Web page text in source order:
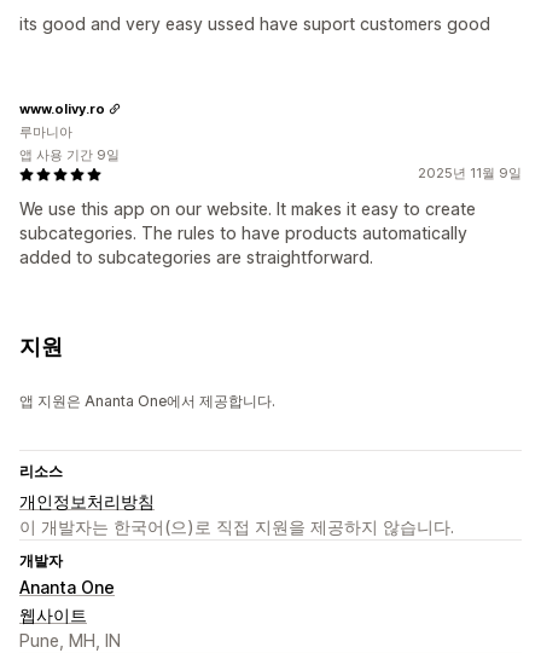
its good and very easy ussed have suport customers good
2025년 11월 9일
We use this app on our website. It makes it easy to create
subcategories. The rules to have products automatically
added to subcategories are straightforward.
www.olivy.ro
루마니아
앱 사용 기간 9일
지원
앱 지원은 Ananta One에서 제공합니다.
리소스
개인정보처리방침
이 개발자는 한국어(으)로 직접 지원을 제공하지 않습니다.
개발자
Ananta One
웹사이트
Pune, MH, IN